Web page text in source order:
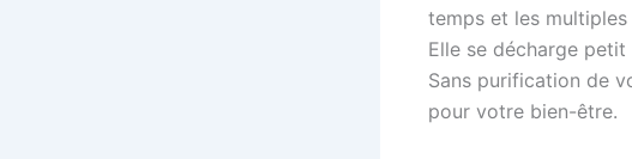
temps et les
Elle se décharge
Sans purification de
pour votre bien-être.